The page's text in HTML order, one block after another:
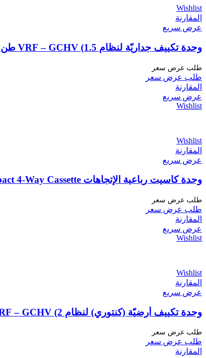
Wishlist
المقارنة
عرض سريع
وحدة تكييف جداريّة لنظام VRF – GCHV (1.5 طن تبريد)
طلب عرض سعر
طلب عرض سعر
المقارنة
عرض سريع
Wishlist
Wishlist
المقارنة
عرض سريع
وحدة كاسيت رباعية الإتجاهات GCHV (Compact 4-Way Cassette) حجم 4 طن
طلب عرض سعر
طلب عرض سعر
المقارنة
عرض سريع
Wishlist
Wishlist
المقارنة
عرض سريع
وحدة تكييف أرضيّة (كنتوري) لنظام VRF – GCHV (2 طن تبريد)
طلب عرض سعر
طلب عرض سعر
المقارنة